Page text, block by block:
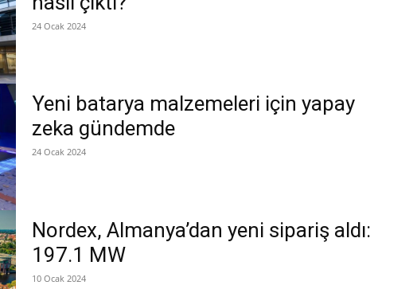
24 Ocak 2024
Yeni batarya malzemeleri için yapay
zeka gündemde
24 Ocak 2024
Nordex, Almanya’dan yeni sipariş aldı:
197.1 MW
10 Ocak 2024